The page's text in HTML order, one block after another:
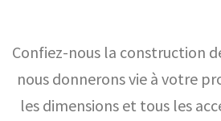
Confiez-nous la construction
nous donnerons vie à votre
les dimensions et tous les